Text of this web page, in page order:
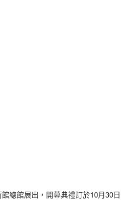
總館展出，開幕典禮訂於10月30